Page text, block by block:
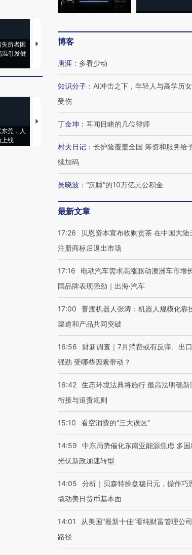
所者困
温引发健
视线｜HYROX的吸金
心“花钱找虐”？
东莞，人
上线
【推广】走进第四届链博
博客
唐涯 ： 多看少动
知识分子 ： AI冲击之下，年轻人与高学历
受伤
丁金坤 ： 耳闻目睹的几位律师
村夫日记 ： 长护险覆盖全国 筹资和服务给
续加码
吴晓波 ： “沉睡”的10万亿元公积金
最新文章
17:26
贝恩资本宣布收购贡茶 在中国大陆
注册商标后退出市场
17:16
电动汽车需求高涨驱动澳洲车市增
国品牌表现强劲｜出海·汽车
17:00
普渡机器人张涛：机器人规模化靠
渠道和产品共同突破
16:56
财新调查｜7月消费或有反弹、出
强劲 受哪些因素带动？
16:42 生态环境法典将施行 最高法明确新
衔接与追责规则
15:10 看空消费的“三大误区”
14:59
中东局势催化东南亚能源焦虑 多国
光伏新政加速转型
14:05
分析｜贝森特操盘稳日元，操作巧
撬动美日货币基本面
14:01
从美国“最新十佳”看纯财富管理公
路径